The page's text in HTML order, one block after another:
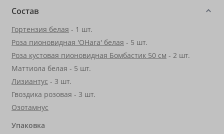
Состав
Гортензия белая - 1 шт.
Роза пионовидная 'OHara' белая - 5 шт.
Роза кустовая пионовидная Бомбастик 50 см - 2 шт.
Маттиола белая - 5 шт.
Лизиантус - 3 шт.
Гвоздика розовая - 3 шт.
Озотамнус
Упаковка